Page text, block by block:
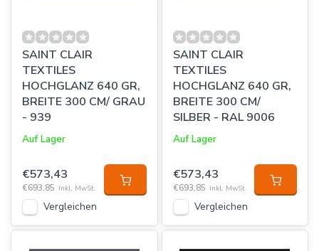
SAINT CLAIR
TEXTILES
HOCHGLANZ 640 GR,
BREITE 300 CM/ GRAU
- 939
Auf Lager
€573,43
€693,85 Inkl. MwSt.
Vergleichen
SAINT CLAIR
TEXTILES
HOCHGLANZ 640 GR,
BREITE 300 CM/
SILBER - RAL 9006
Auf Lager
€573,43
€693,85 Inkl. MwSt.
Vergleichen